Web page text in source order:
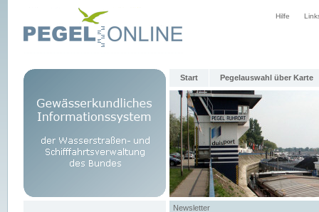
Hilfe
Start Pegelauswahl über Karte
Newsletter